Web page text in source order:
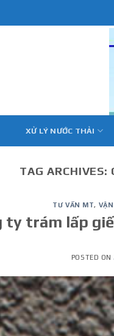
XỬ LÝ NƯỚC THẢI
TAG ARCHIVES:
TƯ VẤN MT,
ty trám lấp
POSTED ON